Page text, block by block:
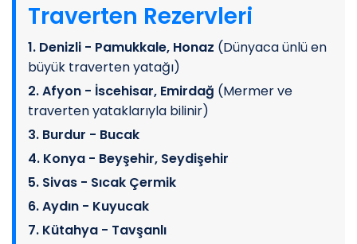
Traverten Rezervleri
1. Denizli - Pamukkale, Honaz (Dünyaca ünlü en
büyük traverten yatağı)
2. Afyon - İscehisar, Emirdağ (Mermer ve
traverten yataklarıyla bilinir)
3. Burdur - Bucak
4. Konya - Beyşehir, Seydişehir
5. Sivas - Sıcak Çermik
6. Aydın - Kuyucak
7. Kütahya - Tavşanlı